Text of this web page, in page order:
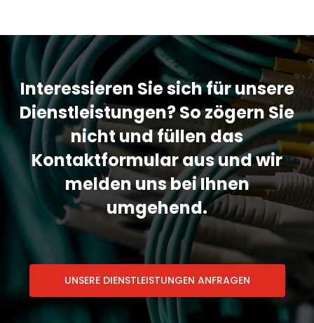
Interessieren Sie sich für unsere
Dienstleistungen? So zögern Sie
nicht und füllen das
Kontaktformular aus und wir
melden uns bei Ihnen
umgehend.
UNSERE DIENSTLEISTUNGEN ANFRAGEN